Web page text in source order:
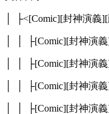
│ ├<[Comic][封神演義
│ │ ├[Comic][封神演
│ │ ├[Comic][封神演
│ │ ├[Comic][封神演
│ │ ├[Comic][封神演